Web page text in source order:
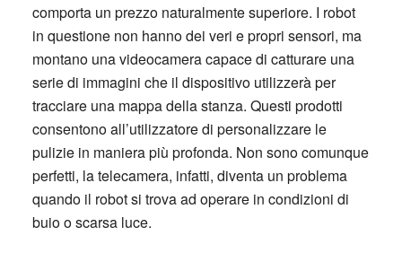
comporta un prezzo naturalmente superiore. I robot
in questione non hanno dei veri e propri sensori, ma
montano una videocamera capace di catturare una
serie di immagini che il dispositivo utilizzerà per
tracciare una mappa della stanza. Questi prodotti
consentono all’utilizzatore di personalizzare le
pulizie in maniera più profonda. Non sono comunque
perfetti, la telecamera, infatti, diventa un problema
quando il robot si trova ad operare in condizioni di
buio o scarsa luce.